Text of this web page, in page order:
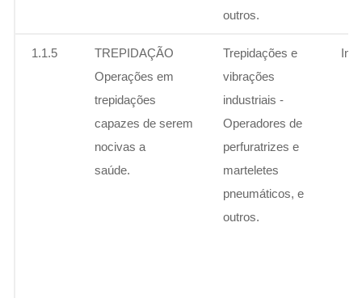
outros.
1.1.5
TREPIDAÇÃO
Operações em
trepidações
capazes de serem
nocivas a
saúde.
Trepidações e
vibrações
industriais -
Operadores de
perfuratrizes e
marteletes
pneumáticos, e
outros.